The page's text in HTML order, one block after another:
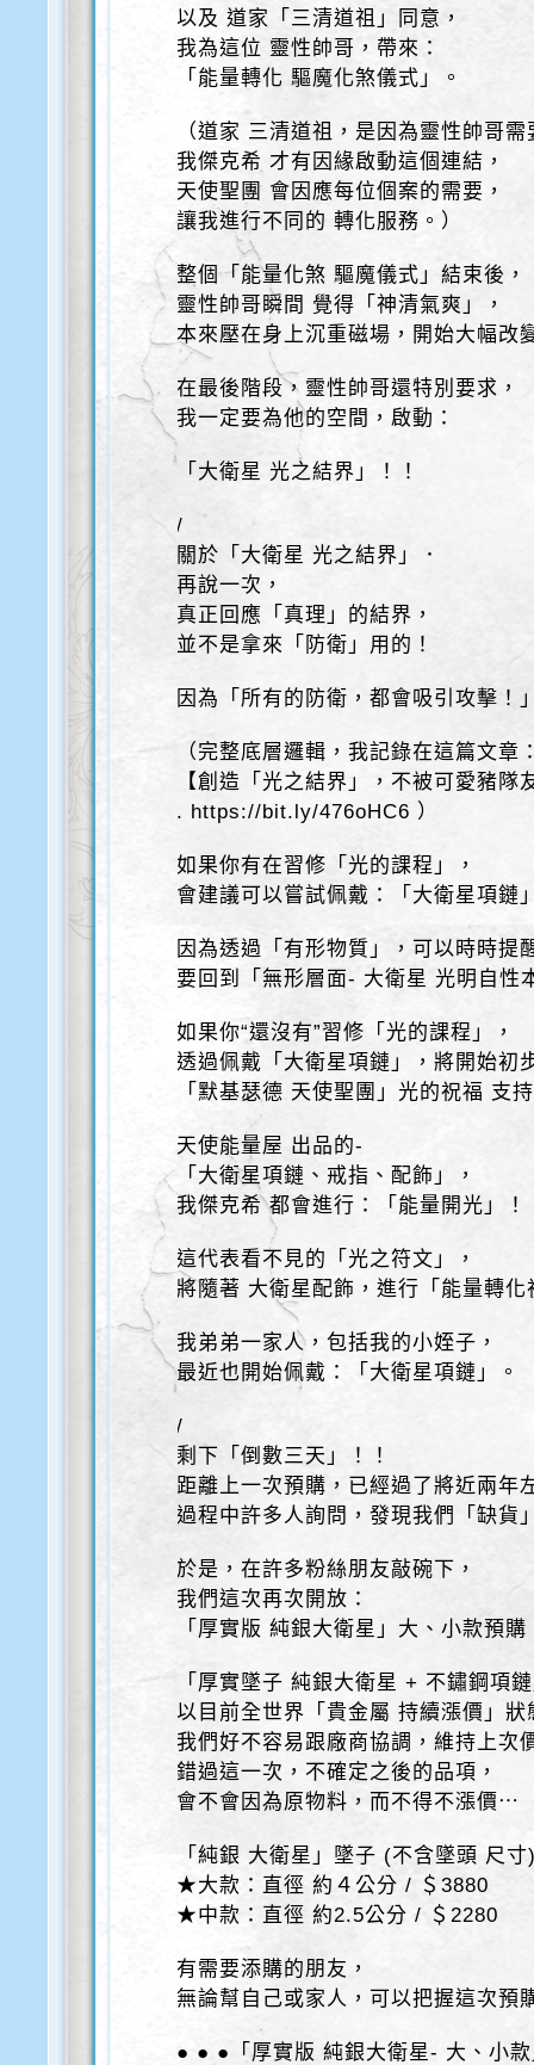
以及 道家「三清道祖」同意，
我為這位 靈性帥哥，帶來：
「能量轉化 驅魔化煞儀式」。
（道家 三清道祖，是因為靈性帥哥需
我傑克希 才有因緣啟動這個連結，
天使聖團 會因應每位個案的需要，
讓我進行不同的 轉化服務。）
整個「能量化煞 驅魔儀式」結束後，
靈性帥哥瞬間 覺得「神清氣爽」，
本來壓在身上沉重磁場，開始大幅改
在最後階段，靈性帥哥還特別要求，
我一定要為他的空間，啟動：
「大衛星 光之結界」！！
/
關於「大衛星 光之結界」．
再說一次，
真正回應「真理」的結界，
並不是拿來「防衛」用的！
因為「所有的防衛，都會吸引攻擊！
（完整底層邏輯，我記錄在這篇文章
【創造「光之結界」，不被可愛豬隊
. https://bit.ly/476oHC6 ）
如果你有在習修「光的課程」，
會建議可以嘗試佩戴：「大衛星項鏈
因為透過「有形物質」，可以時時提
要回到「無形層面- 大衛星 光明自性
如果你“還沒有”習修「光的課程」，
透過佩戴「大衛星項鏈」，將開始初
「默基瑟德 天使聖團」光的祝福 支
天使能量屋 出品的-
「大衛星項鏈、戒指、配飾」，
我傑克希 都會進行：「能量開光」！
這代表看不見的「光之符文」，
將隨著 大衛星配飾，進行「能量轉化
我弟弟一家人，包括我的小姪子，
最近也開始佩戴：「大衛星項鏈」。
/
剩下「倒數三天」！！
距離上一次預購，已經過了將近兩年
過程中許多人詢問，發現我們「缺貨
於是，在許多粉絲朋友敲碗下，
我們這次再次開放：
「厚實版 純銀大衛星」大、小款預購
「厚實墜子 純銀大衛星 + 不鏽鋼項
以目前全世界「貴金屬 持續漲價」狀
我們好不容易跟廠商協調，維持上次
錯過這一次，不確定之後的品項，
會不會因為原物料，而不得不漲價⋯
「純銀 大衛星」墜子 (不含墜頭 尺寸
★大款：直徑 約４公分 / ＄3880
★中款：直徑 約2.5公分 / ＄2280
有需要添購的朋友，
無論幫自己或家人，可以把握這次預
● ● ●「厚實版 純銀大衛星- 大、小